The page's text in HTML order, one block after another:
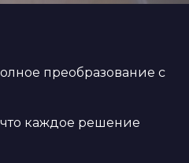
преобразование с
что каждое решение